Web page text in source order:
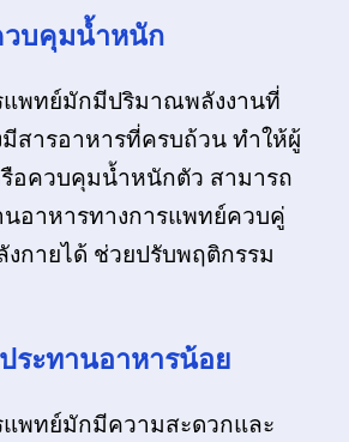
วบคุมน้ำหนัก
แพทย์มักมีปริมาณพลังงานที่
สารอาหารที่ครบถ้วน ทำให้ผู้
อควบคุมน้ำหนักตัว สามารถ
นอาหารทางการแพทย์ควบคู่
กายได้ ช่วยปรับพฤติกรรม
ระทานอาหารน้อย
แพทย์มักมีความสะดวกและ